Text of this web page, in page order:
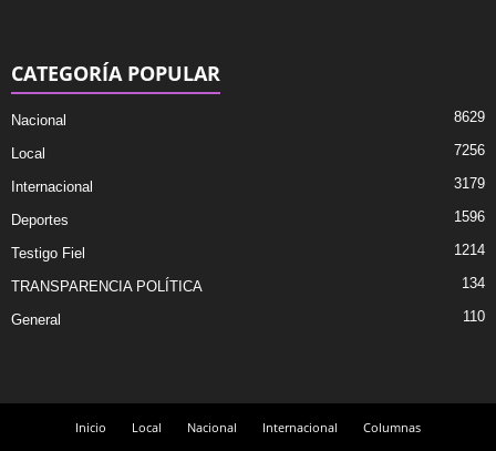
CATEGORÍA POPULAR
Nacional 8629
Local 7256
Internacional 3179
Deportes 1596
Testigo Fiel 1214
TRANSPARENCIA POLÍTICA 134
General 110
Inicio Local Nacional Internacional Columnas